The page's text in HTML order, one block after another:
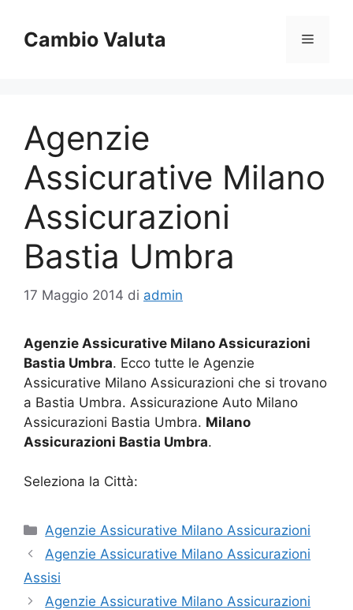
contenuto
Cambio Valuta Menu
Agenzie
Assicurative Milano
Assicurazioni
Bastia Umbra
17 Maggio 2014 di admin
Agenzie Assicurative Milano Assicurazioni
Bastia Umbra. Ecco tutte le Agenzie
Assicurative Milano Assicurazioni che si trovano
a Bastia Umbra. Assicurazione Auto Milano
Assicurazioni Bastia Umbra. Milano
Assicurazioni Bastia Umbra.
Seleziona la Città:
Categorie
Agenzie Assicurative Milano Assicurazioni
Agenzie Assicurative Milano Assicurazioni
Assisi
Agenzie Assicurative Milano Assicurazioni